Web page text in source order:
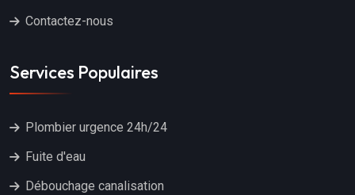
Contactez-nous
Services Populaires
Plombier urgence 24h/24
Fuite d'eau
Débouchage canalisation